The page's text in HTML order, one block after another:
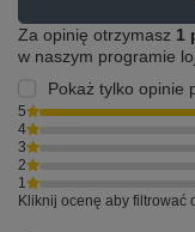
Za opinię otrzymasz 1
w naszym programie
Pokaż tylko opinie
5
4
3
2
1
Kliknij ocenę aby filtrować